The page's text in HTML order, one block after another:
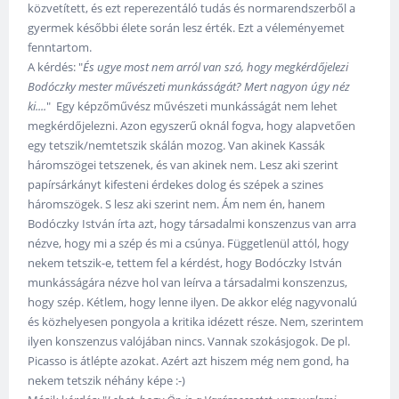
közvetített, és ezt reperezentáló tudás és normarendszerből a
gyermek későbbi élete során lesz érték. Ezt a véleményemet
fenntartom.
A kérdés: "És ugye most nem arról van szó, hogy megkérdőjelezi
Bodóczky mester művészeti munkásságát? Mert nagyon úgy néz
ki...." Egy képzőművész művészeti munkásságát nem lehet
megkérdőjelezni. Azon egyszerű oknál fogva, hogy alapvetően
egy tetszik/nemtetszik skálán mozog. Van akinek Kassák
háromszögei tetszenek, és van akinek nem. Lesz aki szerint
papírsárkányt kifesteni érdekes dolog és szépek a szines
háromszögek. S lesz aki szerint nem. Ám nem én, hanem
Bodóczky István írta azt, hogy társadalmi konszenzus van arra
nézve, hogy mi a szép és mi a csúnya. Függetlenül attól, hogy
nekem tetszik-e, tettem fel a kérdést, hogy Bodóczky István
munkásságára nézve hol van leírva a társadalmi konszenzus,
hogy szép. Kétlem, hogy lenne ilyen. De akkor elég nagyvonalú
és közhelyesen pongyola a kritika idézett része. Nem, szerintem
ilyen konszenzus valójában nincs. Vannak szokásjogok. De pl.
Picasso is átlépte azokat. Azért azt hiszem még nem gond, ha
nekem tetszik néhány képe :-)